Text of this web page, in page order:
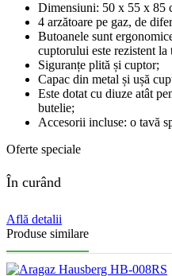
Dimensiuni: 50 x 55 x 85
4 arzătoare pe gaz, de
Butoanele sunt
cuptorului este rezistent la
Siguranțe plită și cuptor;
Capac din metal și ușă
Este dotat cu diuze atât
butelie;
Accesorii incluse: o tavă
Oferte speciale
În curând
Află detalii
Produse similare